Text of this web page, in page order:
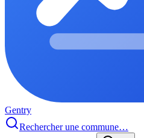
Gentry
Rechercher une commune…